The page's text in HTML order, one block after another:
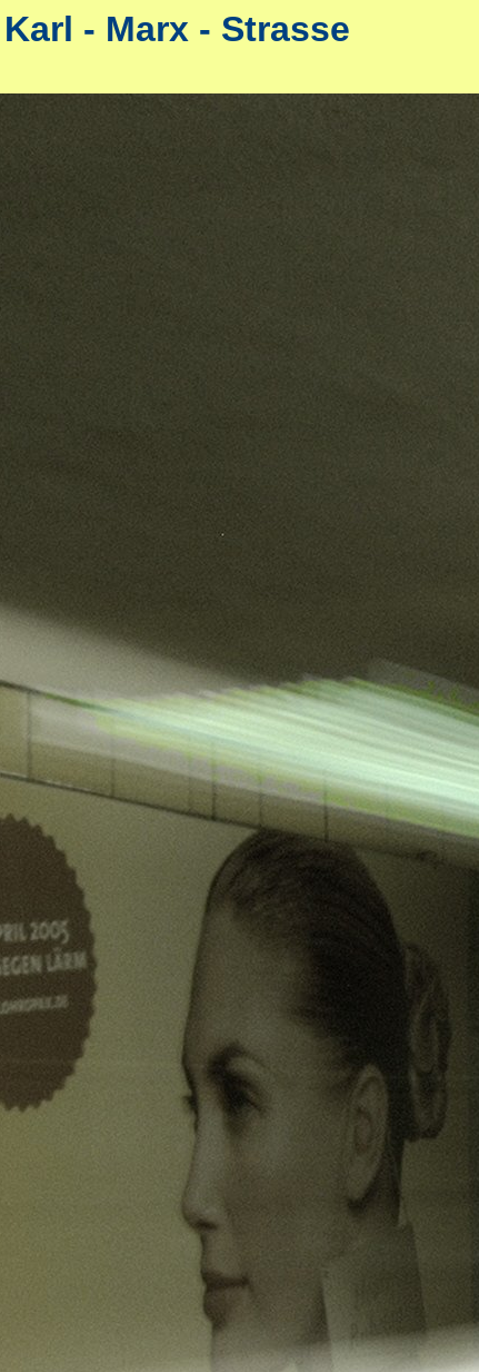
Karl - Marx - Strasse